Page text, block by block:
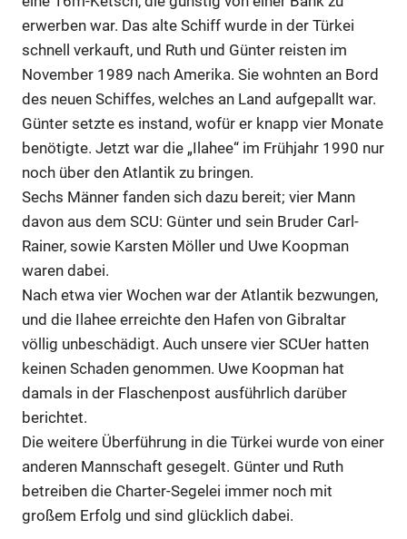
erwerben war. Das alte Schiff wurde in der Türkei
schnell verkauft, und Ruth und Günter reisten im
November 1989 nach Amerika. Sie wohnten an Bord
des neuen Schiffes, welches an Land aufgepallt war.
Günter setzte es instand, wofür er knapp vier Monate
benötigte. Jetzt war die „Ilahee“ im Frühjahr 1990 nur
noch über den Atlantik zu bringen.
Sechs Männer fanden sich dazu bereit; vier Mann
davon aus dem SCU: Günter und sein Bruder Carl-
Rainer, sowie Karsten Möller und Uwe Koopman
waren dabei.
Nach etwa vier Wochen war der Atlantik bezwungen,
und die Ilahee erreichte den Hafen von Gibraltar
völlig unbeschädigt. Auch unsere vier SCUer hatten
keinen Schaden genommen. Uwe Koopman hat
damals in der Flaschenpost ausführlich darüber
berichtet.
Die weitere Überführung in die Türkei wurde von einer
anderen Mannschaft gesegelt. Günter und Ruth
betreiben die Charter-Segelei immer noch mit
großem Erfolg und sind glücklich dabei.